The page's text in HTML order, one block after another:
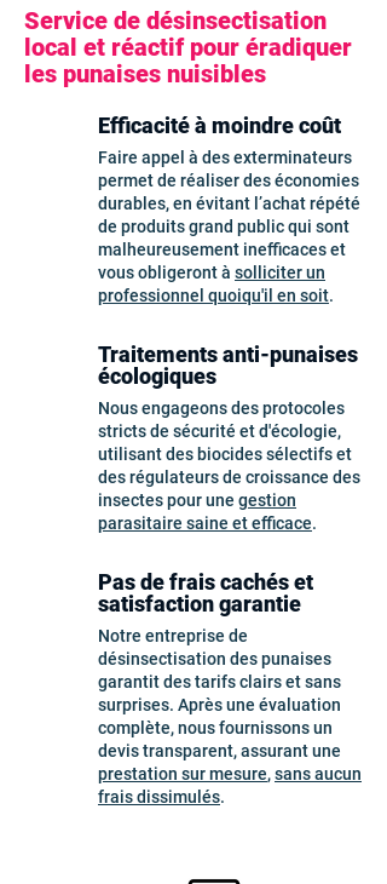
Service de désinsectisation
local et réactif pour éradiquer
les punaises nuisibles
Efficacité à moindre coût
Faire appel à des exterminateurs
permet de réaliser des économies
durables, en évitant l’achat répété
de produits grand public qui sont
malheureusement inefficaces et
vous obligeront à solliciter un
professionnel quoiqu'il en soit.
Traitements anti-punaises
écologiques
Nous engageons des protocoles
stricts de sécurité et d'écologie,
utilisant des biocides sélectifs et
des régulateurs de croissance des
insectes pour une gestion
parasitaire saine et efficace.
Pas de frais cachés et
satisfaction garantie
Notre entreprise de
désinsectisation des punaises
garantit des tarifs clairs et sans
surprises. Après une évaluation
complète, nous fournissons un
devis transparent, assurant une
prestation sur mesure,sans aucun
frais dissimulés.